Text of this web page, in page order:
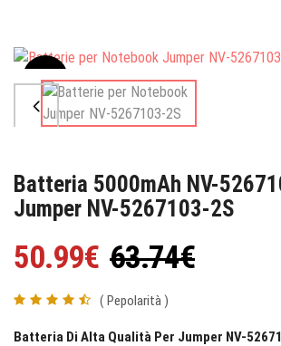
Sale
Batteria 5000mAh NV-
Jumper NV-5267103-2S
50.99€ 63.74€
( Pepolarità )
Batteria Di Alta Qualità Per Jumper NV-